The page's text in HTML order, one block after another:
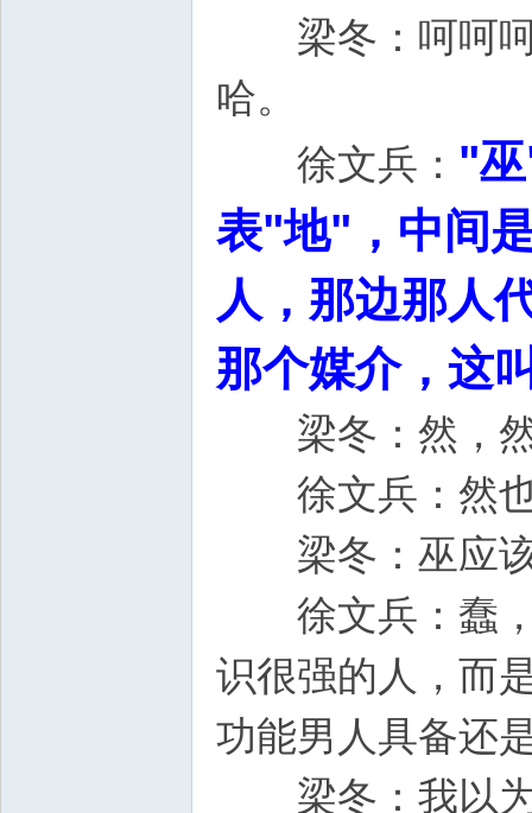
梁冬：呵呵呵
哈。
徐文兵： "
表"地"，中间
人，那边那人
那个媒介，这
梁冬：然，
徐文兵：然
梁冬：巫应该
徐文兵：蠢，
识很强的人，而
功能男人具备
梁冬：我以为